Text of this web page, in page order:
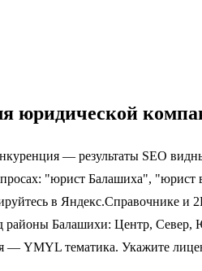
юридической
— результаты SEO
"юрист Балашиха", "юрист
в Яндекс.Справочнике и
районы Балашихи: Центр, Север,
— YMYL тематика. Укажите